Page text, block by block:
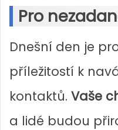
Pro
Dnešní den je
příležitostí k
kontaktů. Vaše
a lidé budou